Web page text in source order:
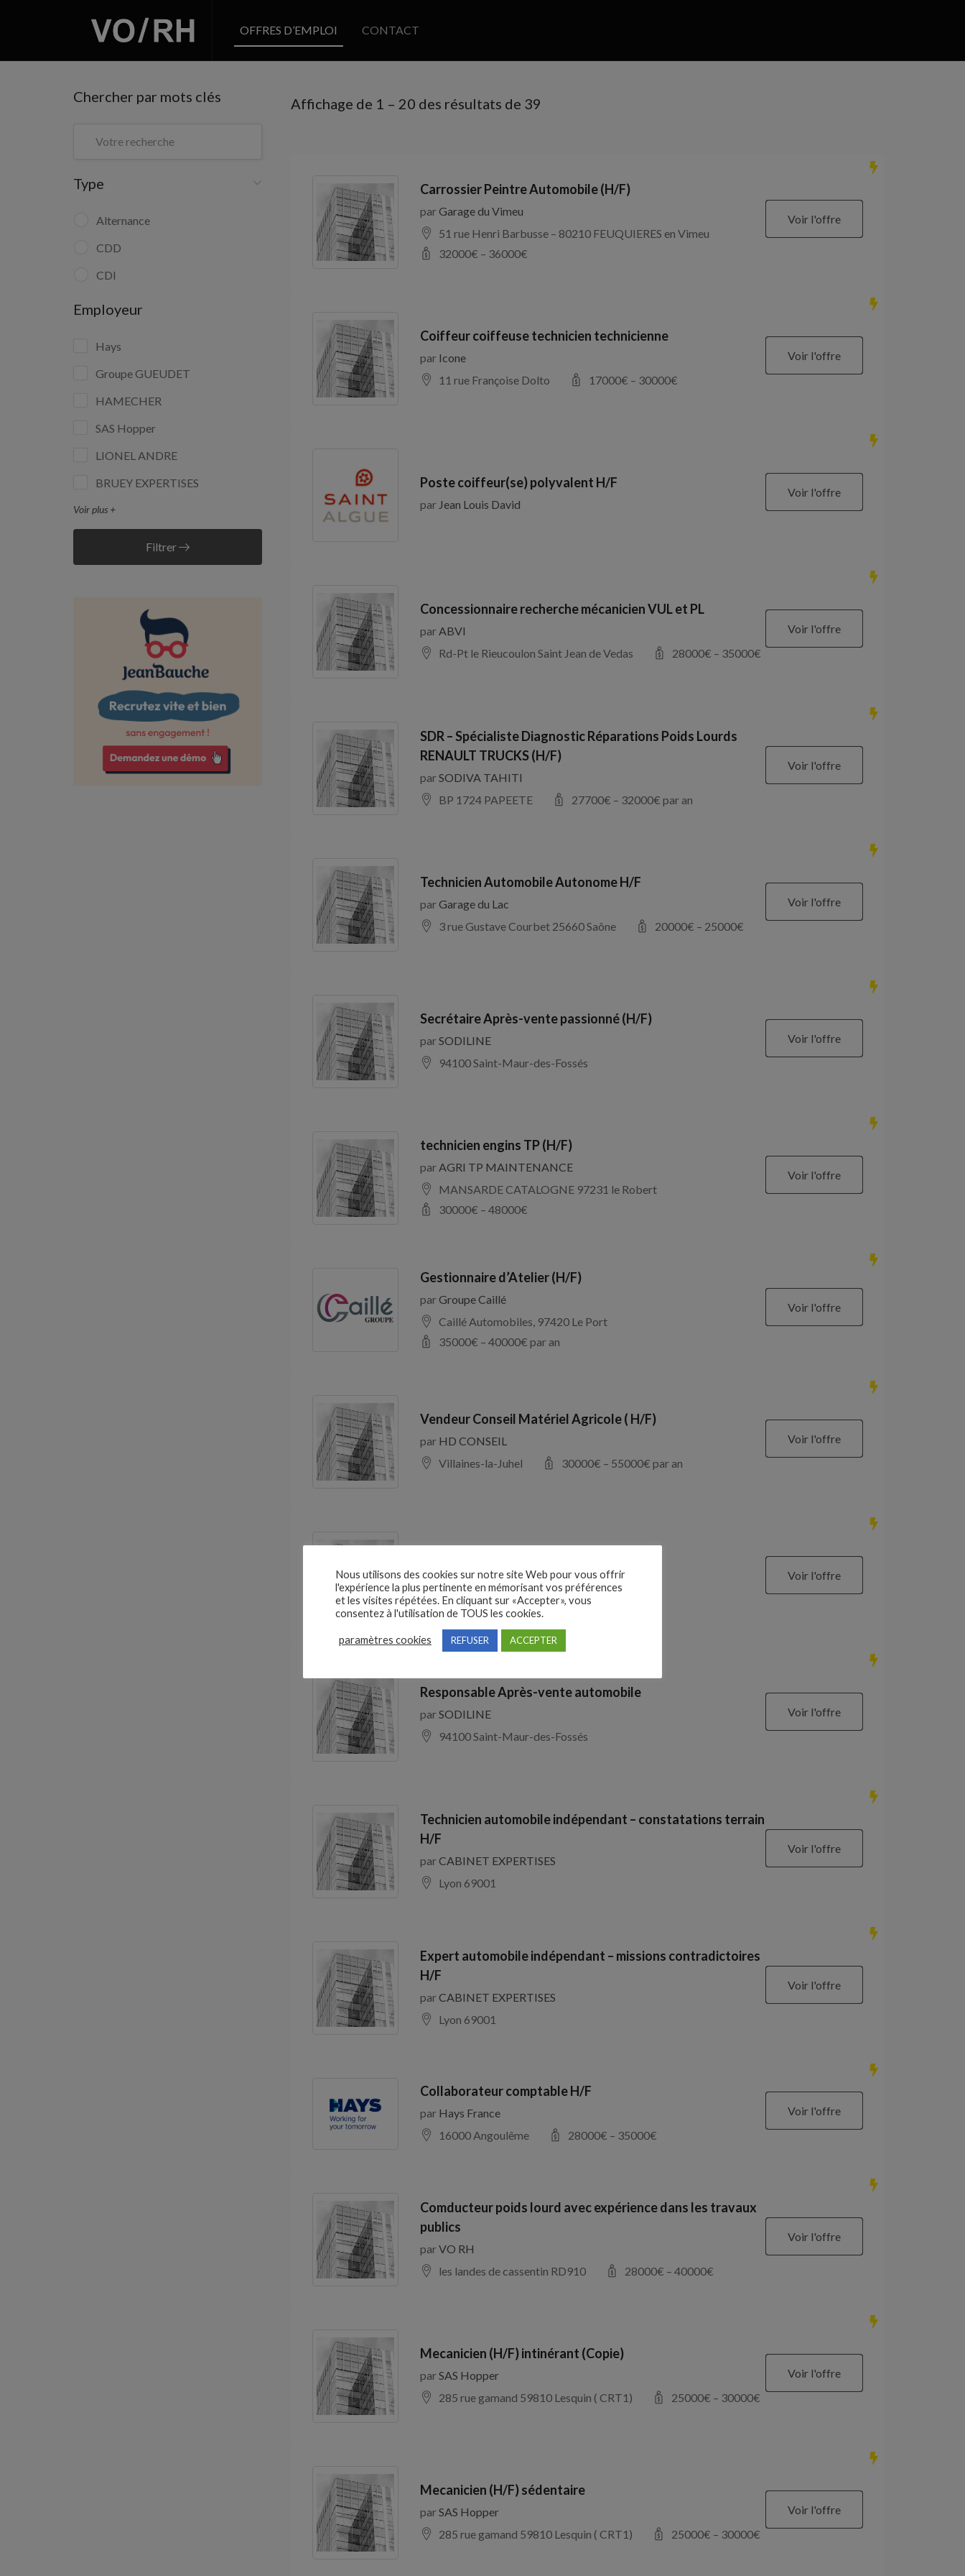
OFFRES D’EMPLOI CONTACT
Chercher par mots clés
Type
Alternance
CDD
CDI
Employeur
Hays
Groupe GUEUDET
HAMECHER
SAS Hopper
LIONEL ANDRE
BRUEY EXPERTISES
Voir plus +
Filtrer
Affichage de 1 – 20 des résultats de 39
Carrossier Peintre Automobile (H/F)
parGarage du Vimeu
51 rue Henri Barbusse – 80210 FEUQUIERES en Vimeu
32000€ – 36000€
Voir l'offre
Coiffeur coiffeuse technicien technicienne
par Icone
11 rue Françoise Dolto
17000€ – 30000€
Voir l'offre
Poste coiffeur(se) polyvalent H/F
par Jean Louis David
Voir l'offre
Concessionnaire recherche mécanicien VUL et PL
parABVI
Rd-Pt le Rieucoulon Saint Jean de Vedas
28000€ – 35000€
Voir l'offre
SDR – Spécialiste Diagnostic Réparations Poids Lourds
RENAULT TRUCKS (H/F)
par SODIVA TAHITI
BP 1724 PAPEETE
27700€ – 32000€ par an
Voir l'offre
Technicien Automobile Autonome H/F
parGarage du Lac
3 rue Gustave Courbet 25660 Saône
20000€ – 25000€
Voir l'offre
Secrétaire Après-vente passionné (H/F)
parSODILINE
94100 Saint-Maur-des-Fossés
Voir l'offre
technicien engins TP (H/F)
parAGRI TP MAINTENANCE
MANSARDE CATALOGNE 97231 le Robert
30000€ – 48000€
Voir l'offre
Gestionnaire d’Atelier (H/F)
parGroupe Caillé
Caillé Automobiles, 97420 Le Port
35000€ – 40000€ par an
Voir l'offre
Vendeur Conseil Matériel Agricole ( H/F)
par HD CONSEIL
Villaines-la-Juhel
30000€ – 55000€ par an
Voir l'offre
parFrance Galop
Maisons-Laffitte
27000
Voir l'offre
Responsable Après-vente automobile
parSODILINE
94100 Saint-Maur-des-Fossés
Voir l'offre
Technicien automobile indépendant – constatations terrain
H/F
parCABINET EXPERTISES
Lyon 69001
Voir l'offre
Expert automobile indépendant – missions contradictoires
H/F
parCABINET EXPERTISES
Lyon 69001
Voir l'offre
Collaborateur comptable H/F
par Hays France
16000 Angoulême
28000€ – 35000€
Voir l'offre
Comducteur poids lourd avec expérience dans les travaux
publics
parVO RH
les landes de cassentin RD910
28000€ – 40000€
Voir l'offre
Mecanicien (H/F) intinérant (Copie)
parSAS Hopper
285 rue gamand 59810 Lesquin ( CRT1)
25000€ – 30000€
Voir l'offre
Mecanicien (H/F) sédentaire
parSAS Hopper
285 rue gamand 59810 Lesquin ( CRT1)
25000€ – 30000€
Voir l'offre
Nous utilisons des cookies sur notre site Web pour vous offrir
l'expérience la plus pertinente en mémorisant vos préférences
et les visites répétées. En cliquant sur «Accepter», vous
consentez à l'utilisation de TOUS les cookies.
paramètres cookies REFUSER ACCEPTER